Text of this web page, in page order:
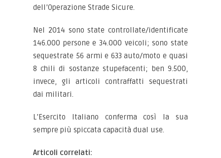
dell’Operazione Strade Sicure.
Nel 2014 sono state controllate/identificate
146.000 persone e 34.000 veicoli; sono state
sequestrate 56 armi e 633 auto/moto e quasi
8 chili di sostanze stupefacenti; ben 9.500,
invece, gli articoli contraffatti sequestrati
dai militari.
L’Esercito Italiano conferma così la sua
sempre più spiccata capacità dual use.
Articoli correlati: